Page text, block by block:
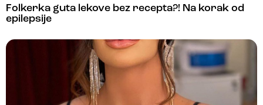
Folkerka guta lekove bez recepta?! Na korak od
epilepsije